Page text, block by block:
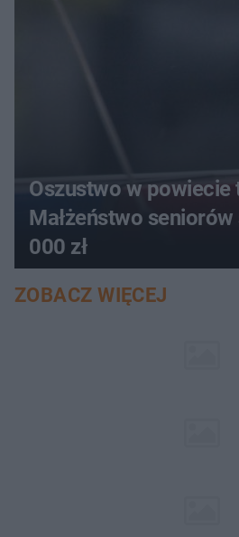
Oszustwo w
Małżeństwo
000 zł
ZOBACZ WIĘCEJ